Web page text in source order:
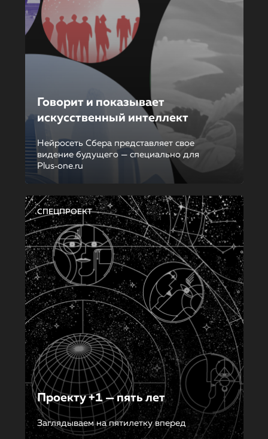
Говорит и показывает
искусственный интеллект
Нейросеть Сбера представляет свое
видение будущего — специально для
Plus‑one.ru
СПЕЦПРОЕКТ
Проекту +1 — пять лет
Заглядываем на пятилетку вперед